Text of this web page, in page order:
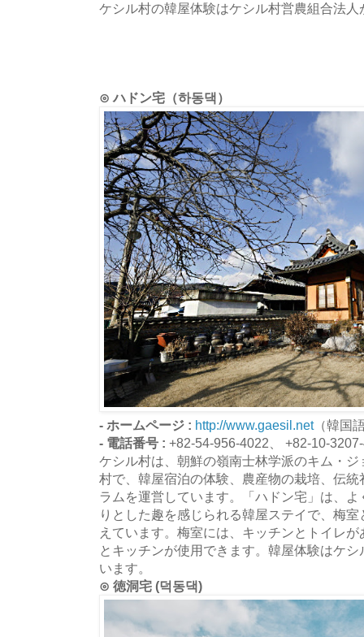
ケシル村の韓屋体験はケシル村営農組合法
⊙ ハドン宅（하동댁）
- ホームページ : http://www.gaesil.net（韓国
- 電話番号 : +82-54-956-4022、 +82-10-
ケシル村は、朝鮮の嶺南士林学派のキム・
村で、韓屋宿泊の体験、農産物の栽培、伝
ラムを運営しています。「ハドン宅」は、
りとした趣を感じられる韓屋ステイで、梅
えています。梅室には、キッチンとトイレ
とキッチンが使用できます。韓屋体験はケ
います。
⊙ 徳洞宅 (덕동댁)